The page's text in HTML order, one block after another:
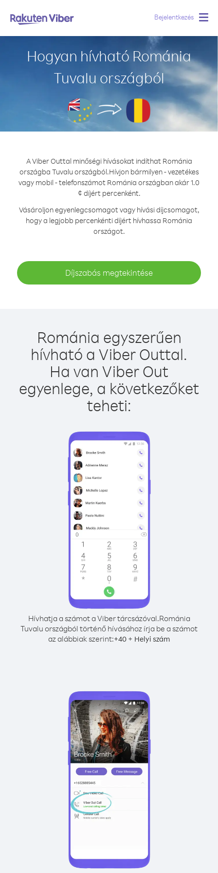
Bejelentkezés
Hogyan hívható Románia
Tuvalu országból
A Viber Outtal minőségi hívásokat indíthat Románia
országba Tuvalu országból.Hívjon bármilyen - vezetékes
vagy mobil - telefonszámot Románia országban akár 1.0
¢ díjért percenként.
Vásároljon egyenlegcsomagot vagy hívási díjcsomagot,
hogy a legjobb percenkénti díjért hívhassa Románia
országot.
Díjszabás megtekintése
Románia egyszerűen
hívható a Viber Outtal.
Ha van Viber Out
egyenlege, a következőket
teheti:
Hívhatja a számot a Viber tárcsázóval.Románia
Tuvalu országból történő hívásához írja be a számot
az alábbiak szerint:+40 + Helyi szám